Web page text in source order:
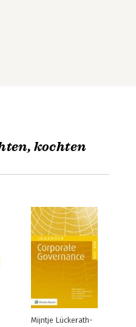
kochten
Mijntje Lückerath-